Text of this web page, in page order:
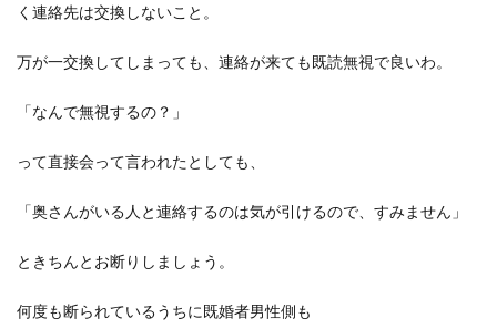
く連絡先は交換しないこと。
万が一交換してしまっても、連絡が来ても既読無視で良いわ。
「なんで無視するの？」
って直接会って言われたとしても、
「奥さんがいる人と連絡するのは気が引けるので、すみません」
ときちんとお断りしましょう。
何度も断られているうちに既婚者男性側も